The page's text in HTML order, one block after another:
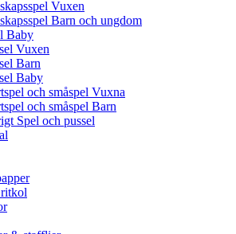
Vuxen
Barn och ungdom
Baby
Vuxen
Barn
Baby
och småspel Vuxna
och småspel Barn
Spel och pussel